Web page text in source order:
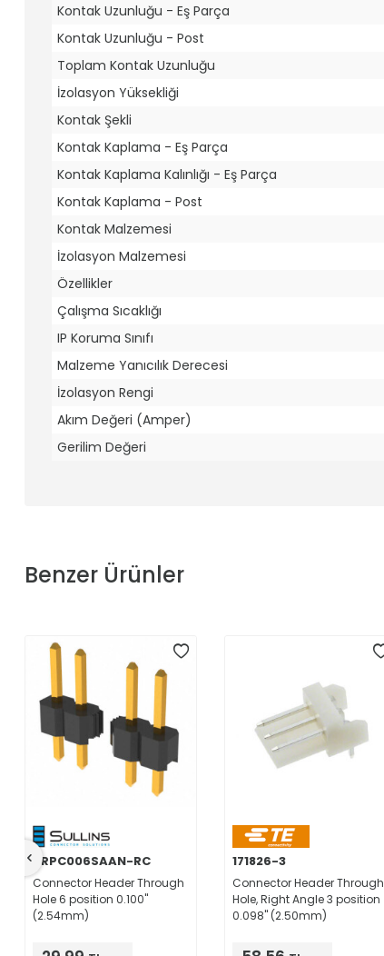
Kontak Uzunluğu - Eş Parça
Kontak Uzunluğu - Post
Toplam Kontak Uzunluğu
İzolasyon Yüksekliği
Kontak Şekli
Kontak Kaplama - Eş Parça
Kontak Kaplama Kalınlığı - Eş Parça
Kontak Kaplama - Post
Kontak Malzemesi
İzolasyon Malzemesi
Özellikler
Çalışma Sıcaklığı
IP Koruma Sınıfı
Malzeme Yanıcılık Derecesi
İzolasyon Rengi
Akım Değeri (Amper)
Gerilim Değeri
Benzer Ürünler
PRPC006SAAN-RC
Connector Header Through
Hole 6 position 0.100"
(2.54mm)
171826-3
Connector Header Through
Hole, Right Angle 3 position
0.098" (2.50mm)